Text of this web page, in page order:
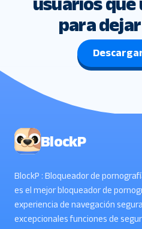
para
BlockP
BlockP : Bloqueador de
es el mejor bloqueador de
experiencia de navegación
excepcionales funciones de